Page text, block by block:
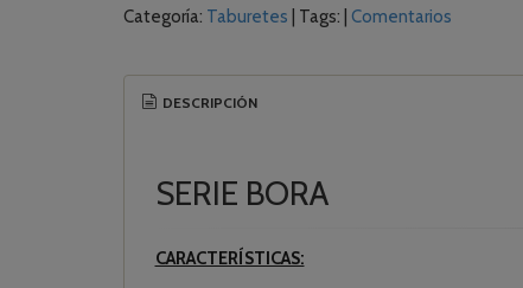
Categoría: Taburetes Tags: Comentarios
DESCRIPCIÓN
SERIE BORA
CARACTERÍSTICAS: